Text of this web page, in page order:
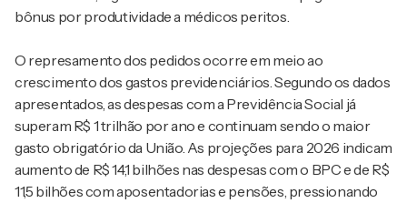
bônus por produtividade a médicos peritos.
O represamento dos pedidos ocorre em meio ao
crescimento dos gastos previdenciários. Segundo os dados
apresentados, as despesas com a Previdência Social já
superam R$ 1 trilhão por ano e continuam sendo o maior
gasto obrigatório da União. As projeções para 2026 indicam
aumento de R$ 14,1 bilhões nas despesas com o BPC e de R$
11,5 bilhões com aposentadorias e pensões, pressionando